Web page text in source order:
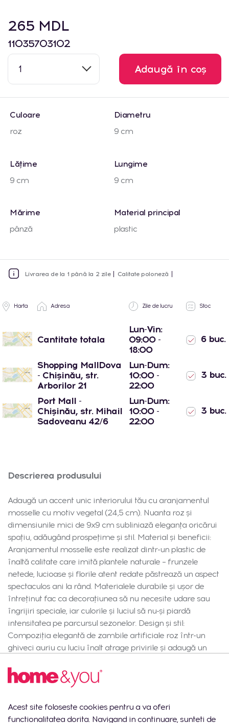
265 MDL
11035703102
1 Adaugă în coș
Culoare
roz
Diametru
9 cm
Lățime
9 cm
Lungime
9 cm
Mărime
pânză
Material principal
plastic
Livrarea de la 1 până la 2 zile Calitate poloneză
Harta Adresa Zile de lucru Stoc
Cantitate totala
Lun-Vin:
09:00 -
18:00
6 buc.
Shopping MallDova
- Chișinău, str.
Arborilor 21
Lun-Dum:
10:00 -
22:00
3 buc.
Port Mall -
Chișinău, str. Mihail
Sadoveanu 42/6
Lun-Dum:
10:00 -
22:00
3 buc.
Descrierea produsului
Adaugă un accent unic interiorului tău cu aranjamentul
mosselle cu motiv vegetal (24,5 cm). Nuanta roz și
dimensiunile mici de 9x9 cm subliniază eleganța oricărui
spațiu, adăugând prospețime și stil. Material și beneficii:
Aranjamentul mosselle este realizat dintr-un plastic de
înaltă calitate care imită plantele naturale – frunzele
netede, lucioase și florile atent redate păstrează un aspect
spectaculos ani la rând. Materialele durabile și ușor de
întreținut fac ca decorațiunea să nu necesite udare sau
îngrijiri speciale, iar culorile și luciul să nu-și piardă
intensitatea pe parcursul sezonelor. Design și stil:
Compoziția elegantă de zambile artificiale roz într-un
ghiveci auriu cu luciu înalt atrage privirile și adaugă un
delicate fac ca aranjamentul să se potrivească perfect în
amenajări moderne, glamour sau minimaliste.
fac o decorațiune universală pentru masă, raft sau birou.
Acest site foloseste cookies pentru a va oferi
functionalitatea dorita. Navigand in continuare, sunteti de